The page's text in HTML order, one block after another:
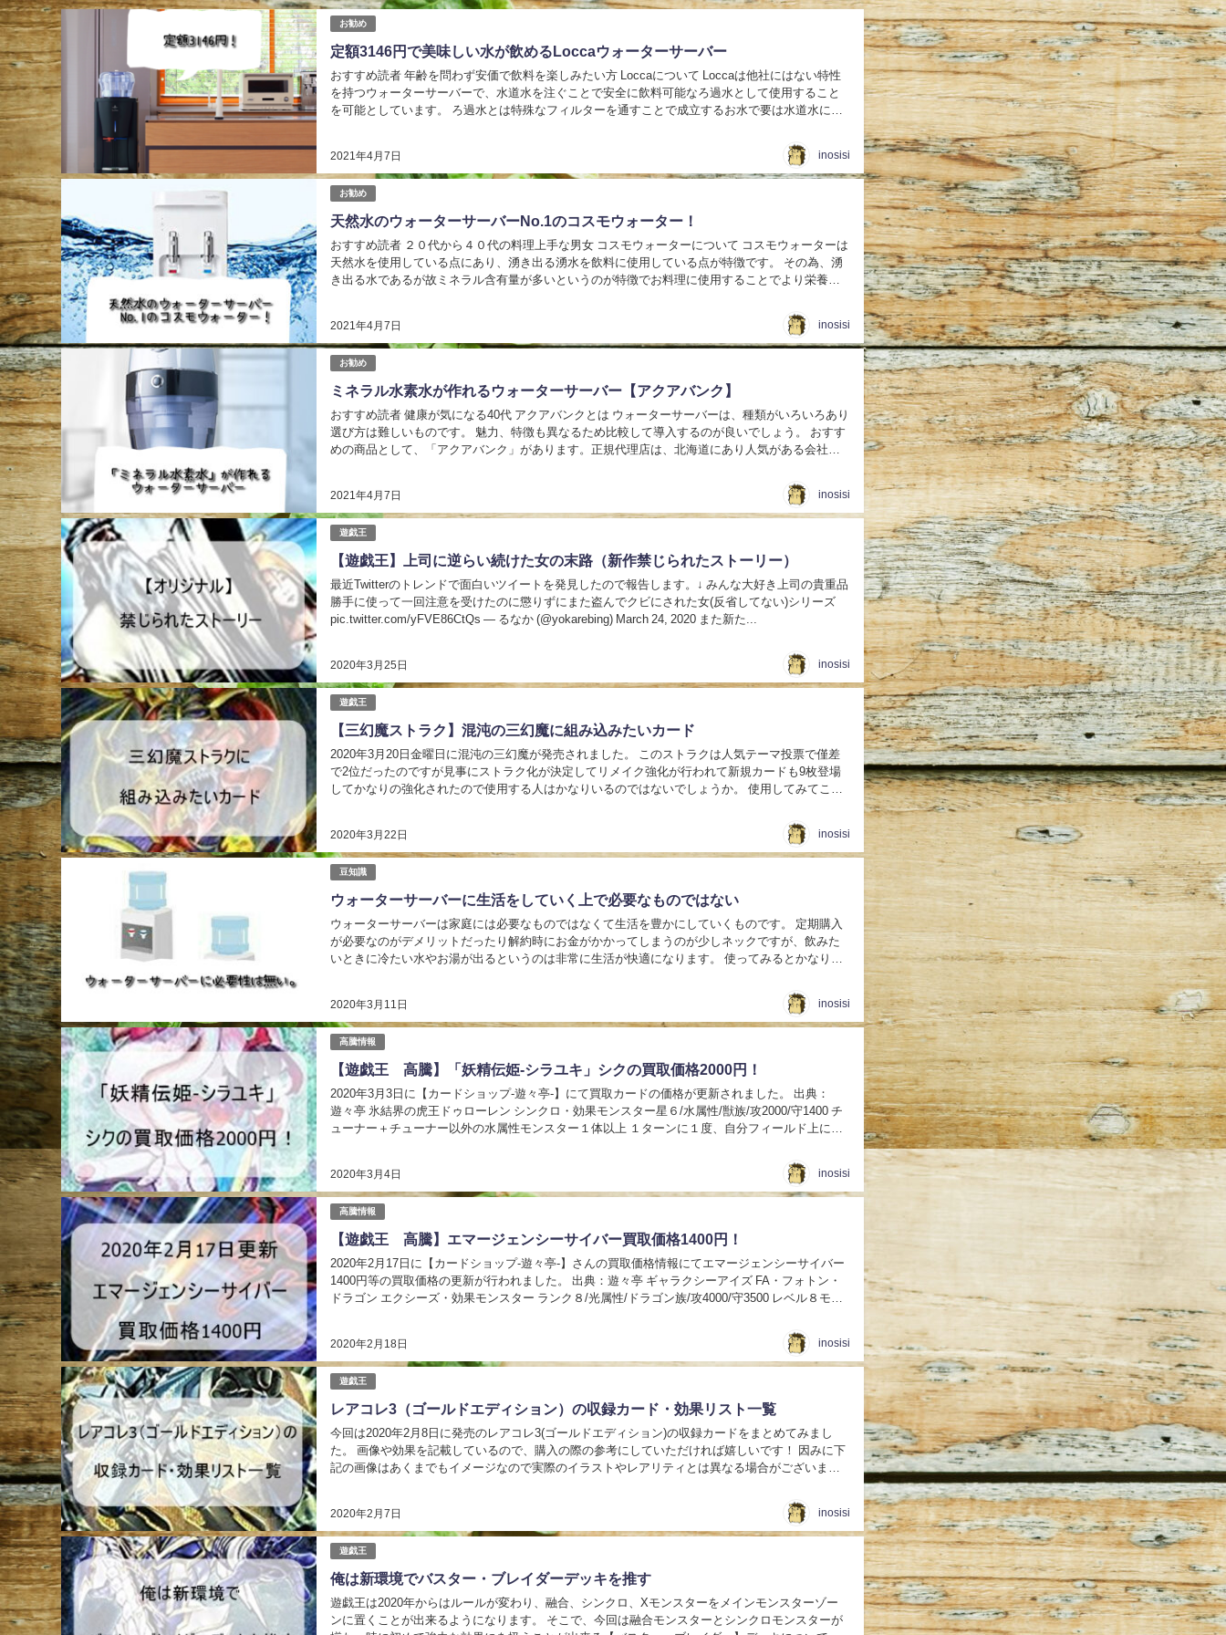
お勧め
定額3146円で美味しい水が飲めるLoccaウォーターサーバー
2021年4月7日
おすすめ読者 年齢を問わず安価で飲料を楽しみたい方 Loccaについて Loccaは他社にはない特性
を持つウォーターサーバーで、水道水を注ぐことで安全に飲料可能なろ過水として使用すること
を可能としています。 ろ過水とは特殊なフィルターを通すことで成立するお水で要は水道水に含
inosisi
お勧め
天然水のウォーターサーバーNo.1のコスモウォーター！
2021年4月7日
おすすめ読者 ２０代から４０代の料理上手な男女 コスモウォーターについて コスモウォーターは
天然水を使用している点にあり、湧き出る湧水を飲料に使用している点が特徴です。 その為、湧
き出る水であるが故ミネラル含有量が多いというのが特徴でお料理に使用することでより栄養価
inosisi
お勧め
ミネラル水素水が作れるウォーターサーバー【アクアバンク】
2021年4月7日
おすすめ読者 健康が気になる40代 アクアバンクとは ウォーターサーバーは、種類がいろいろあり
選び方は難しいものです。 魅力、特徴も異なるため比較して導入するのが良いでしょう。 おすす
めの商品として、「アクアバンク」があります。正規代理店は、北海道にあり人気がある会社で
inosisi
遊戯王
【遊戯王】上司に逆らい続けた女の末路（新作禁じられたストーリー）
2020年3月25日
最近Twitterのトレンドで面白いツイートを発見したので報告します。↓ みんな大好き上司の貴重品
勝手に使って一回注意を受けたのに懲りずにまた盗んでクビにされた女(反省してない)シリーズ
pic.twitter.com/yFVE86CtQs — るなか (@yokarebing) March 24, 2020 また新た...
inosisi
遊戯王
【三幻魔ストラク】混沌の三幻魔に組み込みたいカード
2020年3月22日
2020年3月20日金曜日に混沌の三幻魔が発売されました。 このストラクは人気テーマ投票で僅差
で2位だったのですが見事にストラク化が決定してリメイク強化が行われて新規カードも9枚登場
してかなりの強化されたので使用する人はかなりいるのではないでしょうか。 使用してみてこの
inosisi
豆知識
ウォーターサーバーに生活をしていく上で必要なものではない
2020年3月11日
ウォーターサーバーは家庭には必要なものではなくて生活を豊かにしていくものです。 定期購入
が必要なのがデメリットだったり解約時にお金がかかってしまうのが少しネックですが、飲みた
いときに冷たい水やお湯が出るというのは非常に生活が快適になります。 使ってみるとかなり便
inosisi
高騰情報
【遊戯王 高騰】「妖精伝姫-シラユキ」シクの買取価格2000円！
2020年3月4日
2020年3月3日に【カードショップ-遊々亭-】にて買取カードの価格が更新されました。 出典：
遊々亭 氷結界の虎王ドゥローレン シンクロ・効果モンスター星６/水属性/獣族/攻2000/守1400 チ
ューナー＋チューナー以外の水属性モンスター１体以上 １ターンに１度、自分フィールド上に表
inosisi
高騰情報
【遊戯王 高騰】エマージェンシーサイバー買取価格1400円！
2020年2月18日
2020年2月17日に【カードショップ-遊々亭-】さんの買取価格情報にてエマージェンシーサイバー
1400円等の買取価格の更新が行われました。 出典：遊々亭 ギャラクシーアイズ FA・フォトン・
ドラゴン エクシーズ・効果モンスター ランク８/光属性/ドラゴン族/攻4000/守3500 レベル８モン
inosisi
遊戯王
レアコレ3（ゴールドエディション）の収録カード・効果リスト一覧
2020年2月7日
今回は2020年2月8日に発売のレアコレ3(ゴールドエディション)の収録カードをまとめてみまし
た。 画像や効果を記載しているので、購入の際の参考にしていただければ嬉しいです！ 因みに下
記の画像はあくまでもイメージなので実際のイラストやレアリティとは異なる場合がございます
inosisi
遊戯王
俺は新環境でバスター・ブレイダーデッキを推す
遊戯王は2020年からはルールが変わり、融合、シンクロ、Xモンスターをメインモンスターゾー
ンに置くことが出来るようになります。 そこで、今回は融合モンスターとシンクロモンスターが